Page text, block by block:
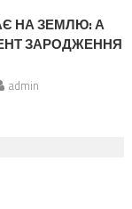
НА ЗЕМЛЮ: А
ЗАРОДЖЕННЯ
admin